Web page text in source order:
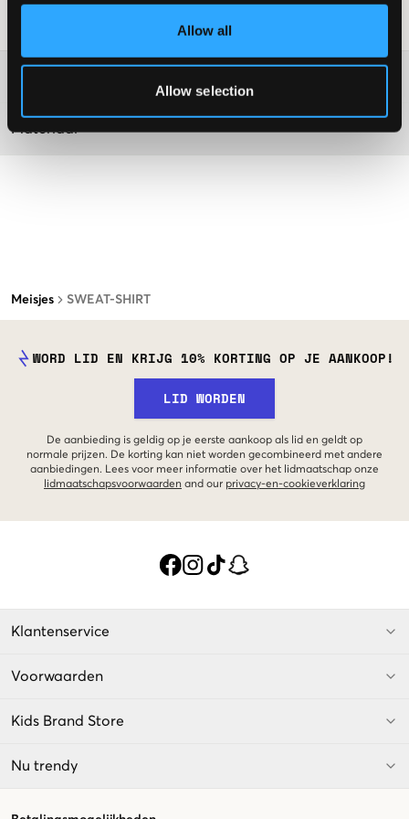
Allow all
Allow selection
Meisjes SWEAT-SHIRT
Materiaal
WORD LID EN KRIJG 10% KORTING OP JE AANKOOP!
LID WORDEN
De aanbieding is geldig op je eerste aankoop als lid en geldt op
normale prijzen. De korting kan niet worden gecombineerd met andere
aanbiedingen. Lees voor meer informatie over het lidmaatschap onze
lidmaatschapsvoorwaarden and our privacy-en-cookieverklaring
Klantenservice
Voorwaarden
Kids Brand Store
Nu trendy